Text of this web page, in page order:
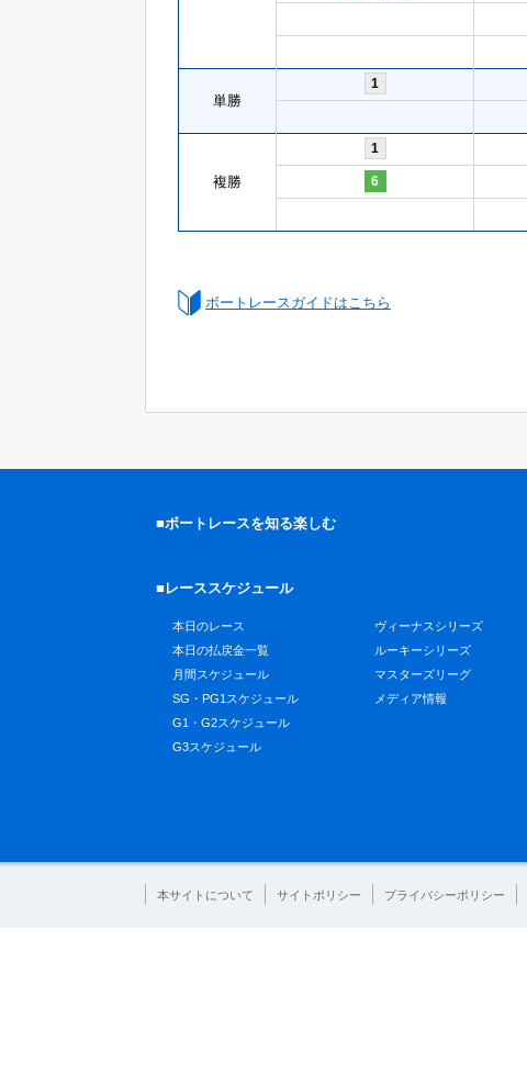
単勝
1
複勝
1
6
ボートレースガイドはこちら
■ボートレースを知る楽しむ
■レーススケジュール
本日のレース
本日の払戻金一覧
月間スケジュール
SG・PG1スケジュール
G1・G2スケジュール
G3スケジュール
ヴィーナスシリーズ
ルーキーシリーズ
マスターズリーグ
メディア情報
本サイトについて サイトポリシー プライバシーポリシー